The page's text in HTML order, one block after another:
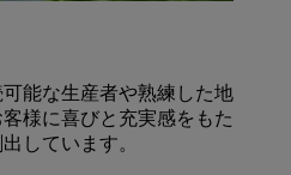
能な生産者や熟練した地
様に喜びと充実感をもた
しています。